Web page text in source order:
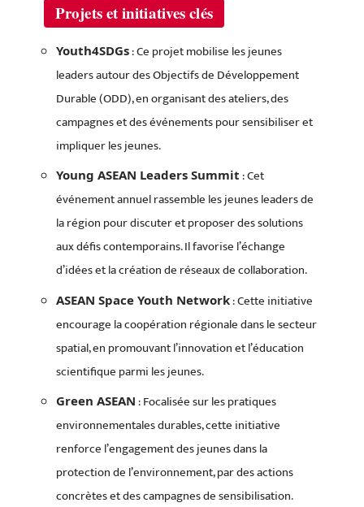
Projets et initiatives clés
Youth4SDGs: Ce projet mobilise les jeunes
leaders autour des Objectifs de Développement
Durable (ODD), en organisant des ateliers, des
campagnes et des événements pour sensibiliser et
impliquer les jeunes.
Young ASEAN Leaders Summit : Cet
événement annuel rassemble les jeunes leaders de
la région pour discuter et proposer des solutions
aux défis contemporains. Il favorise l’échange
d’idées et la création de réseaux de collaboration.
ASEAN Space Youth Network: Cette initiative
encourage la coopération régionale dans le secteur
spatial, en promouvant l’innovation et l’éducation
scientifique parmi les jeunes.
Green ASEAN : Focalisée sur les pratiques
environnementales durables, cette initiative
renforce l’engagement des jeunes dans la
protection de l’environnement, par des actions
concrètes et des campagnes de sensibilisation.